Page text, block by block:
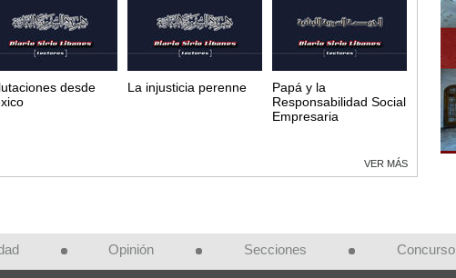
desde
La injusticia perenne
Papá y la
Responsabilidad Social
Empresaria
VER MÁS
Opinión Secciones Concurso